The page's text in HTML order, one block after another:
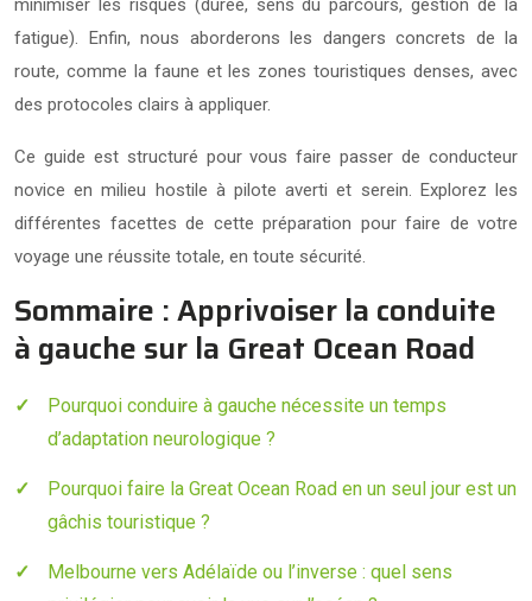
minimiser les risques (durée, sens du parcours, gestion de la
fatigue). Enfin, nous aborderons les dangers concrets de la
route, comme la faune et les zones touristiques denses, avec
des protocoles clairs à appliquer.
Ce guide est structuré pour vous faire passer de conducteur
novice en milieu hostile à pilote averti et serein. Explorez les
différentes facettes de cette préparation pour faire de votre
voyage une réussite totale, en toute sécurité.
Sommaire : Apprivoiser la conduite
à gauche sur la Great Ocean Road
Pourquoi conduire à gauche nécessite un temps
d’adaptation neurologique ?
Pourquoi faire la Great Ocean Road en un seul jour est un
gâchis touristique ?
Melbourne vers Adélaïde ou l’inverse : quel sens